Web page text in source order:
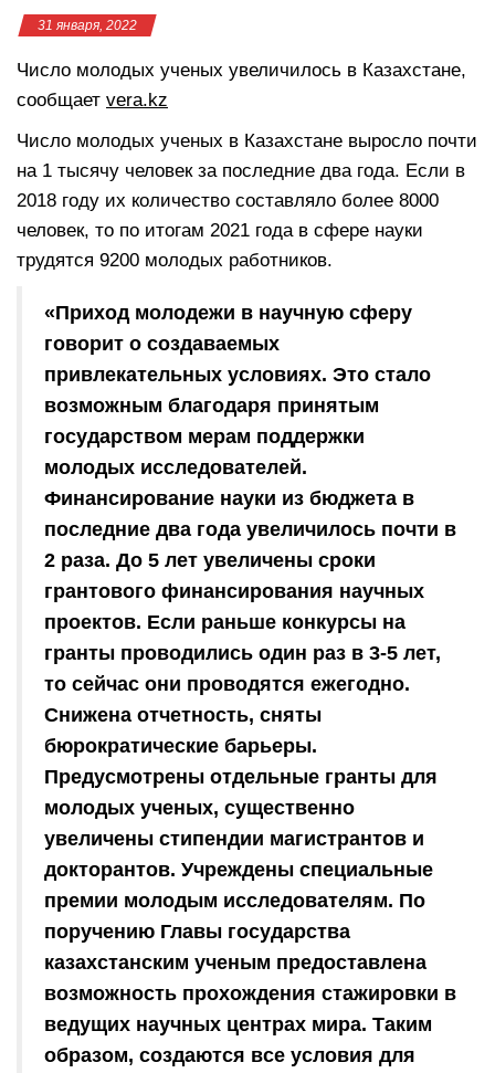
31 января, 2022
Число молодых ученых увеличилось в Казахстане,
сообщает vera.kz
Число молодых ученых в Казахстане выросло почти
на 1 тысячу человек за последние два года. Если в
2018 году их количество составляло более 8000
человек, то по итогам 2021 года в сфере науки
трудятся 9200 молодых работников.
«Приход молодежи в научную сферу
говорит о создаваемых
привлекательных условиях. Это стало
возможным благодаря принятым
государством мерам поддержки
молодых исследователей.
Финансирование науки из бюджета в
последние два года увеличилось почти в
2 раза. До 5 лет увеличены сроки
грантового финансирования научных
проектов. Если раньше конкурсы на
гранты проводились один раз в 3-5 лет,
то сейчас они проводятся ежегодно.
Снижена отчетность, сняты
бюрократические барьеры.
Предусмотрены отдельные гранты для
молодых ученых, существенно
увеличены стипендии магистрантов и
докторантов. Учреждены специальные
премии молодым исследователям. По
поручению Главы государства
казахстанским ученым предоставлена
возможность прохождения стажировки в
ведущих научных центрах мира. Таким
образом, создаются все условия для